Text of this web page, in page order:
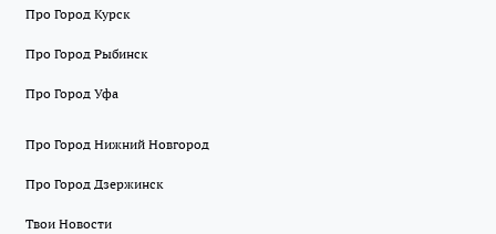
Про Город Курск
Про Город Рыбинск
Про Город Уфа
Про Город Нижний Новгород
Про Город Дзержинск
Твои Новости